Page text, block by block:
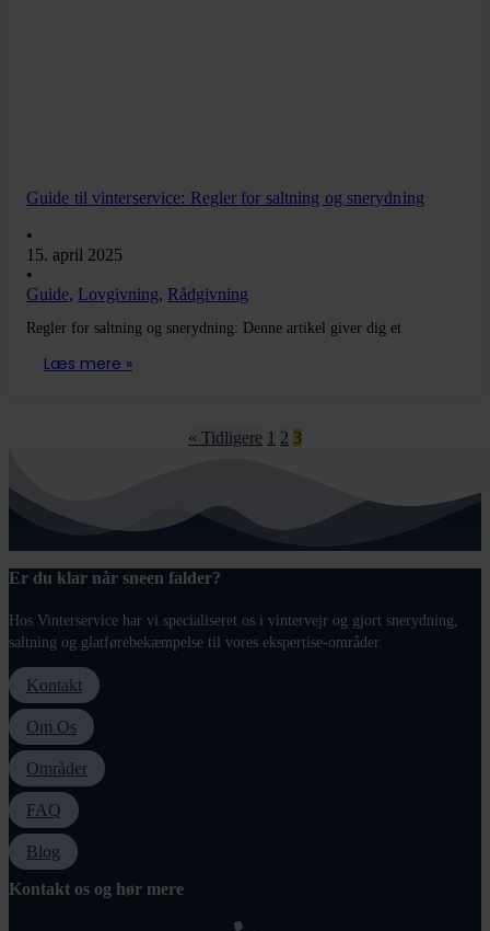
Guide til vinterservice: Regler for saltning og snerydning
•
15. april 2025
•
Guide, Lovgivning, Rådgivning
Regler for saltning og snerydning: Denne artikel giver dig et
Læs mere »
« Tidligere 1 2 3
Er du klar når sneen falder?
Hos Vinterservice har vi specialiseret os i vintervejr og gjort snerydning,
saltning og glatførebekæmpelse til vores ekspertise-områder.
Kontakt
Om Os
Områder
FAQ
Blog
Kontakt os og hør mere